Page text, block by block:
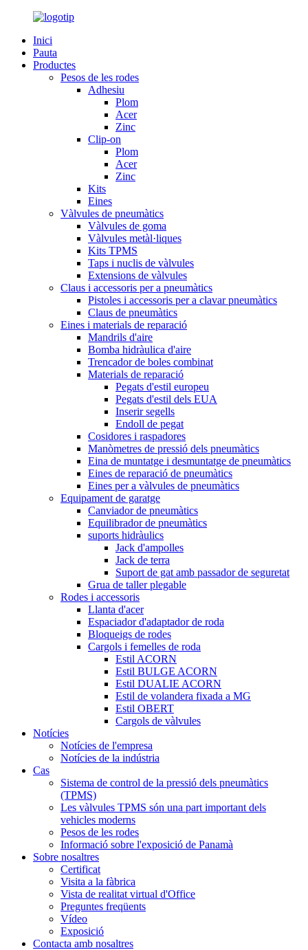
Inici
Pauta
Productes
Pesos de les rodes
Adhesiu
Plom
Acer
Zinc
Clip-on
Plom
Acer
Zinc
Kits
Eines
Vàlvules de pneumàtics
Vàlvules de goma
Vàlvules metàl·liques
Kits TPMS
Taps i nuclis de vàlvules
Extensions de vàlvules
Claus i accessoris per a pneumàtics
Pistoles i accessoris per a clavar pneumàtics
Claus de pneumàtics
Eines i materials de reparació
Mandrils d'aire
Bomba hidràulica d'aire
Trencador de boles combinat
Materials de reparació
Pegats d'estil europeu
Pegats d'estil dels EUA
Inserir segells
Endoll de pegat
Cosidores i raspadores
Manòmetres de pressió dels pneumàtics
Eina de muntatge i desmuntatge de pneumàtics
Eines de reparació de pneumàtics
Eines per a vàlvules de pneumàtics
Equipament de garatge
Canviador de pneumàtics
Equilibrador de pneumàtics
suports hidràulics
Jack d'ampolles
Jack de terra
Suport de gat amb passador de seguretat
Grua de taller plegable
Rodes i accessoris
Llanta d'acer
Espaciador d'adaptador de roda
Bloqueigs de rodes
Cargols i femelles de roda
Estil ACORN
Estil BULGE ACORN
Estil DUALIE ACORN
Estil de volandera fixada a MG
Estil OBERT
Cargols de vàlvules
Notícies
Notícies de l'empresa
Notícies de la indústria
Cas
Sistema de control de la pressió dels pneumàtics
(TPMS)
Les vàlvules TPMS són una part important dels
vehicles moderns
Pesos de les rodes
Informació sobre l'exposició de Panamà
Sobre nosaltres
Certificat
Visita a la fàbrica
Vista de realitat virtual d'Office
Preguntes freqüents
Vídeo
Exposició
Contacta amb nosaltres